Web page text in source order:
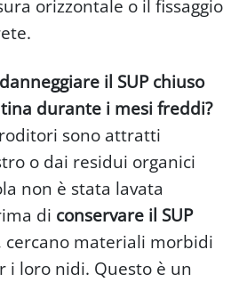
orizzontale o il fissaggio
il SUP chiuso
durante i mesi freddi?
sono attratti
o dai residui organici
non è stata lavata
di conservare il SUP
cercano materiali morbidi
i loro nidi. Questo è un